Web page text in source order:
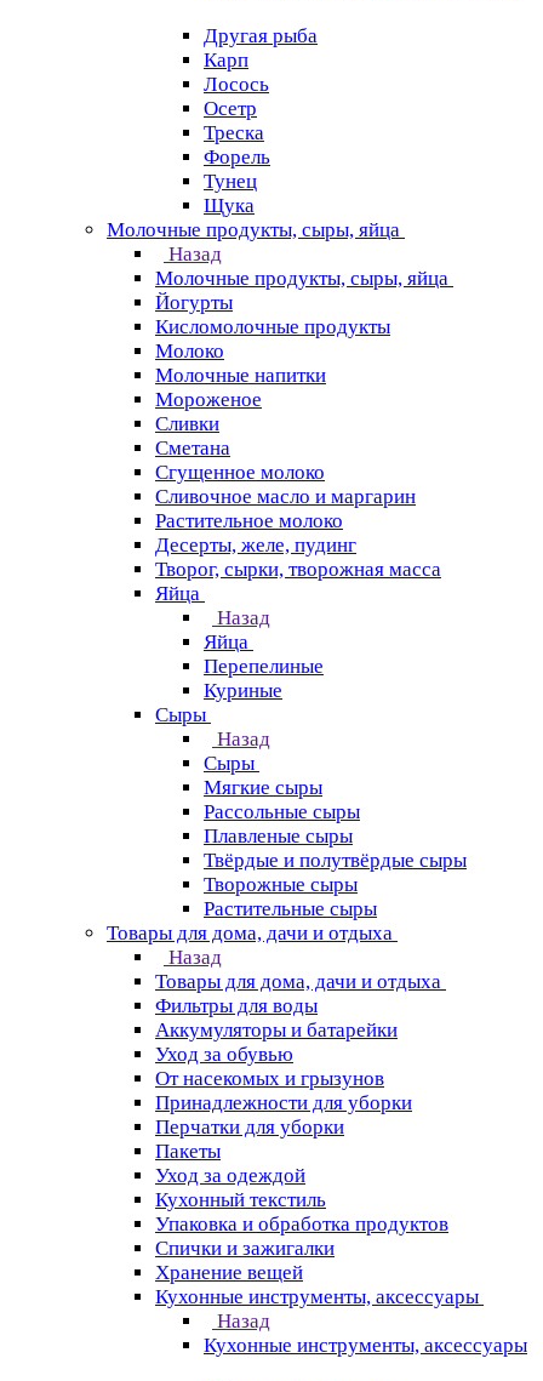
Другая рыба
Карп
Лосось
Осетр
Треска
Форель
Тунец
Щука
Молочные продукты, сыры, яйца
Назад
Молочные продукты, сыры, яйца
Йогурты
Кисломолочные продукты
Молоко
Молочные напитки
Мороженое
Сливки
Сметана
Сгущенное молоко
Сливочное масло и маргарин
Растительное молоко
Десерты, желе, пудинг
Творог, сырки, творожная масса
Яйца
Назад
Яйца
Перепелиные
Куриные
Сыры
Назад
Сыры
Мягкие сыры
Рассольные сыры
Плавленые сыры
Твёрдые и полутвёрдые сыры
Творожные сыры
Растительные сыры
Товары для дома, дачи и отдыха
Назад
Товары для дома, дачи и отдыха
Фильтры для воды
Аккумуляторы и батарейки
Уход за обувью
От насекомых и грызунов
Принадлежности для уборки
Перчатки для уборки
Пакеты
Уход за одеждой
Кухонный текстиль
Упаковка и обработка продуктов
Спички и зажигалки
Хранение вещей
Кухонные инструменты, аксессуары
Назад
Кухонные инструменты, аксессуары